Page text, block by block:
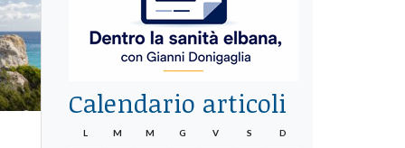
Calendario articoli
L M M G V S D